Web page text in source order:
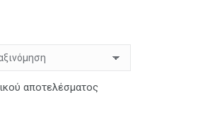
αποτελέσματος